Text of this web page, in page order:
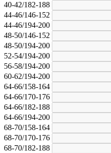
40-42/182-188
44-46/146-152
44-46/194-200
48-50/146-152
48-50/194-200
52-54/194-200
56-58/194-200
60-62/194-200
64-66/158-164
64-66/170-176
64-66/182-188
64-66/194-200
68-70/158-164
68-70/170-176
68-70/182-188